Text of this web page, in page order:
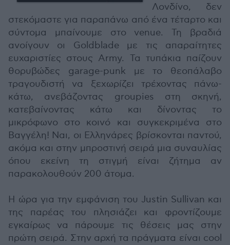
Λονδίνο, δεν
στεκόμαστε για παραπάνω από ένα τέταρτο και
σύντομα μπαίνουμε στο venue. Τη βραδιά
ανοίγουν οι Goldblade με τις απαραίτητες
ευχαριστίες στους Army. Τα τυπάκια παίζουν
θορυβώδες garage-punk με το θεοπάλαβο
τραγουδιστή να ξεχωρίζει τρέχοντας πάνω-
κάτω, ανεβάζοντας groupies στη σκηνή,
κατεβαίνοντας κάτω και δίνοντας το
μικρόφωνο στο κοινό και συγκεκριμένα στο
Βαγγέλη! Ναι, οι Ελληνάρες βρίσκονται παντού,
ακόμα και στην μπροστινή σειρά μια συναυλίας
όπου εκείνη τη στιγμή είναι ζήτημα αν
παρακολουθούν 200 άτομα.
Η ώρα για την εμφάνιση του Justin Sullivan και
της παρέας του πλησιάζει και φροντίζουμε
εγκαίρως να πάρουμε τις θέσεις μας στην
πρώτη σειρά. Στην αρχή τα πράγματα είναι cool